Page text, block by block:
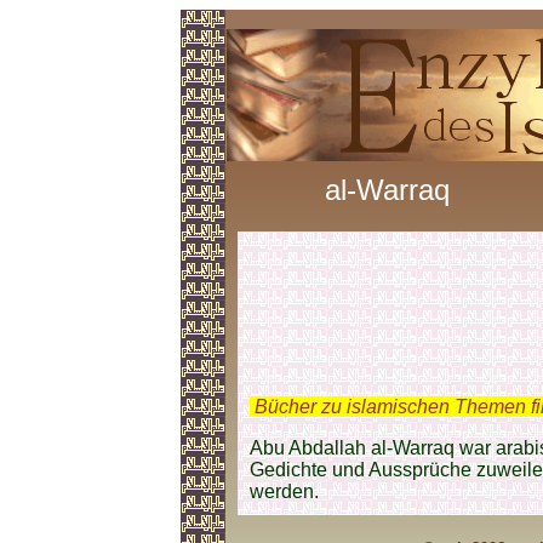
al-Warraq
Bücher zu islamischen Themen
Abu Abdallah al-Warraq war
Gedichte und Aussprüche
werden.